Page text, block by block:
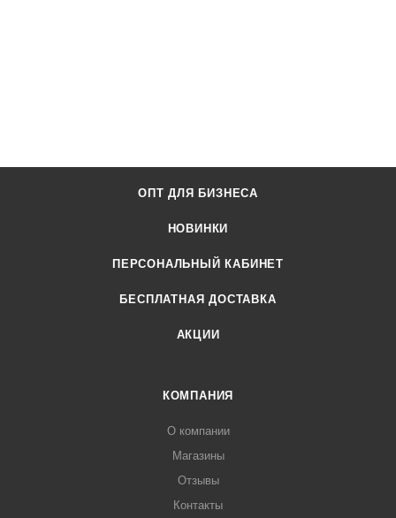
ОПТ ДЛЯ БИЗНЕСА
НОВИНКИ
ПЕРСОНАЛЬНЫЙ КАБИНЕТ
БЕСПЛАТНАЯ ДОСТАВКА
АКЦИИ
КОМПАНИЯ
О компании
Магазины
Отзывы
Контакты